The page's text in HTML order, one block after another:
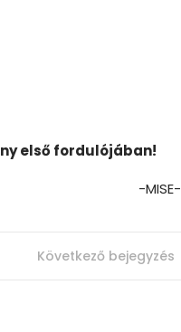
első fordulójában!
-MISE-
Következő bejegyzés